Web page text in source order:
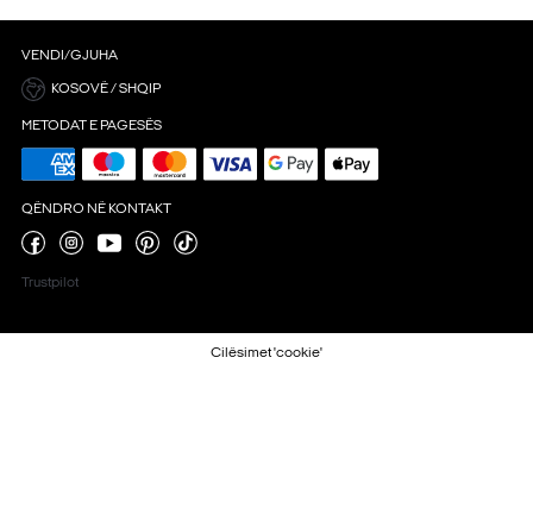
VENDI/GJUHA
KOSOVË / SHQIP
METODAT E PAGESËS
QËNDRO NË KONTAKT
Trustpilot
Cilësimet 'cookie'